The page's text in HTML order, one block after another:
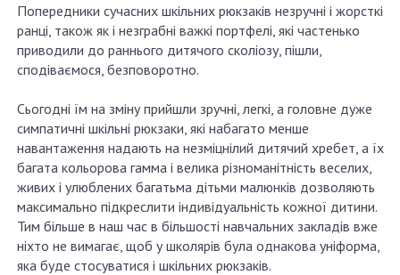
Попередники сучасних шкільних рюкзаків незручні і жорсткі
ранці, також як і незграбні важкі портфелі, які частенько
приводили до раннього дитячого сколіозу, пішли,
сподіваємося, безповоротно.
Сьогодні їм на зміну прийшли зручні, легкі, а головне дуже
симпатичні шкільні рюкзаки, які набагато менше
навантаження надають на незміцнілий дитячий хребет, а їх
багата кольорова гамма і велика різноманітність веселих,
живих і улюблених багатьма дітьми малюнків дозволяють
максимально підкреслити індивідуальність кожної дитини.
Тим більше в наш час в більшості навчальних закладів вже
ніхто не вимагає, щоб у школярів була однакова уніформа,
яка буде стосуватися і шкільних рюкзаків.